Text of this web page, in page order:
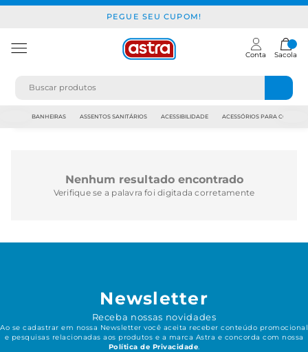
PEGUE SEU CUPOM!
Conta Sacola
BANHEIRAS ASSENTOS SANITÁRIOS ACESSIBILIDADE ACESSÓRIOS PARA
Nenhum resultado encontrado
Verifique se a palavra foi digitada corretamente
Newsletter
Receba nossas novidades
Ao se cadastrar em nossa Newsletter você aceita receber conteúdo promocional
e pesquisas relacionadas aos produtos e a marca Astra e concorda com nossa
Política de Privacidade.